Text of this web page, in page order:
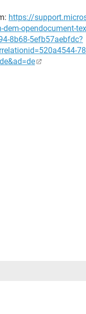
https://
opendocument-
8b68-5efb57aebfdc?